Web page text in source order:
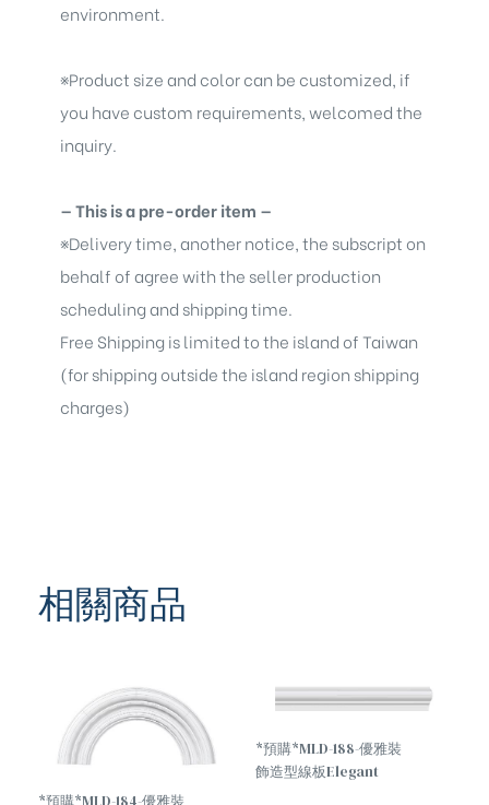
environment.
※Product size and color can be customized, if
you have custom requirements, welcomed the
inquiry.
— This is a pre-order item —
※Delivery time, another notice, the subscript on
behalf of agree with the seller production
scheduling and shipping time.
Free Shipping is limited to the island of Taiwan
(for shipping outside the island region shipping
charges)
相關商品
*預購*MLD-184-優雅裝
*預購*MLD-188-優雅裝
飾造型線板Elegant